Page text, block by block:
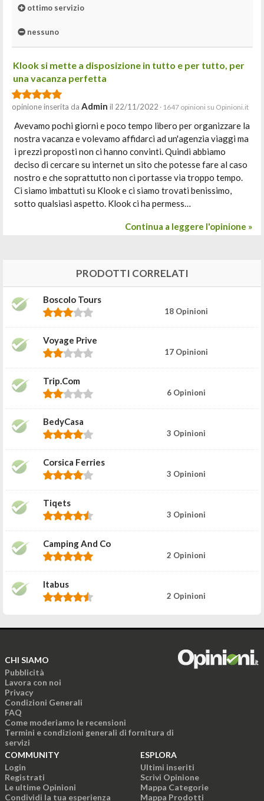
ottimo servizio
nessuno
Klook si mette a disposizione in tutto e per tutto, per
una vacanza perfetta
opinione inserita da Admin il 22/11/2022 · 1647 opinioni su Opinioni.it
Avevamo pochi giorni e poco tempo libero per organizzare la
nostra vacanza e volevamo affidarci ad un'agenzia viaggi ma
i prezzi proposti non ci hanno convinti. Quindi abbiamo
deciso di cercare su internet un sito che potesse fare al caso
nostro e che soprattutto non ci portasse via troppo tempo.
Ci siamo imbattuti su Klook e ci siamo trovati benissimo,
sotto qualsiasi aspetto. Klook ci ha permess…
Continua a leggere l'opinione »
PRODOTTI CORRELATI
Boscolo Tours
18 Opinioni
Voyage Prive
17 Opinioni
Trip.com
6 Opinioni
BedyCasa
3 Opinioni
Corsica Ferries
3 Opinioni
Tiqets
3 Opinioni
Camping And Co
2 Opinioni
Itabus
2 Opinioni
CHI SIAMO
Pubblicità
Lavora con noi
Privacy
Condizioni Generali
FAQ
Come moderiamo le recensioni
Termini e condizioni generali di fornitura di
servizi
COMMUNITY
Login
Registrati
Le ultime Opinioni
Condividi la tua esperienza
ESPLORA
Ultimi inseriti
Scrivi Opinione
Mappa Categorie
Mappa Prodotti